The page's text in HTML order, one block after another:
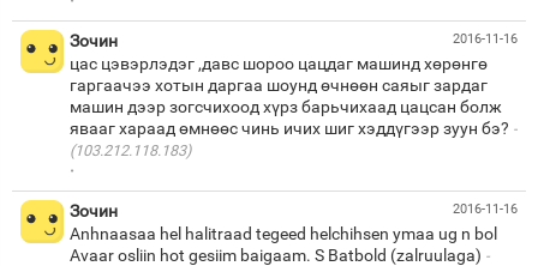
2016-11-16
Зочин
цас цэвэрлэдэг ,давс шороо цацдаг машинд хөрөнгө
гаргаачээ хотын даргаа шоунд өчнөөн саяыг зардаг
машин дээр зогсчихоод хүрз барьчихаад цацсан болж
явааг хараад өмнөөс чинь ичих шиг хэддүгээр зуун бэ?
(103.212.118.183)
·
2016-11-16
Зочин
Anhnaasaa hel halitraad tegeed helchihsen ymaa ug n bol
Avaar osliin hot gesiim baigaam. S Batbold (zalruulaga)